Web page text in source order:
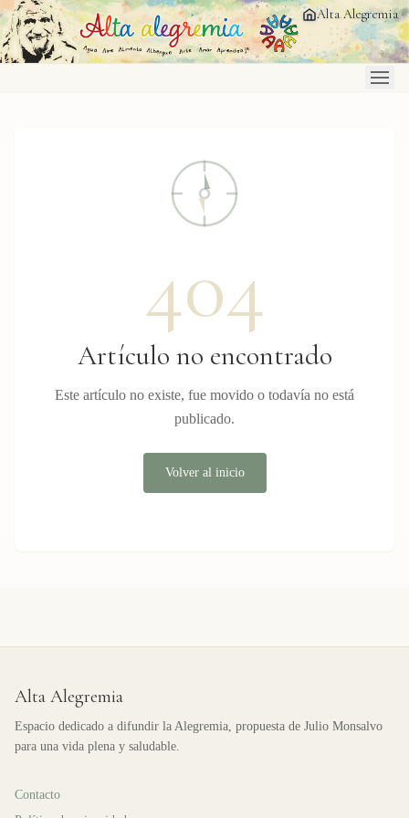
Saltar al contenido principal Alta Alegremia
404
Artículo no encontrado
Este artículo no existe, fue movido o todavía no está
publicado.
Volver al inicio
Alta Alegremia
Espacio dedicado a difundir la Alegremia, propuesta de Julio Monsalvo
para una vida plena y saludable.
Contacto